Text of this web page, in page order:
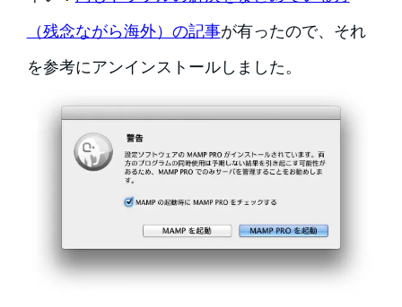
（残念ながら海外）の記事が有ったので、それ
を参考にアンインストールしました。